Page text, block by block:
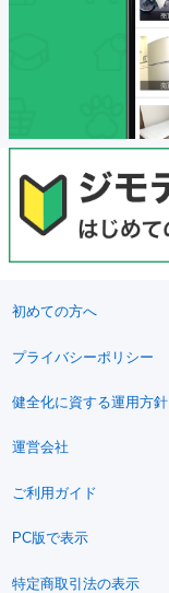
初めての方へ
プライバシーポリシー
健全化に資する運用方針
運営会社
ご利用ガイド
PC版で表示
特定商取引法の表示